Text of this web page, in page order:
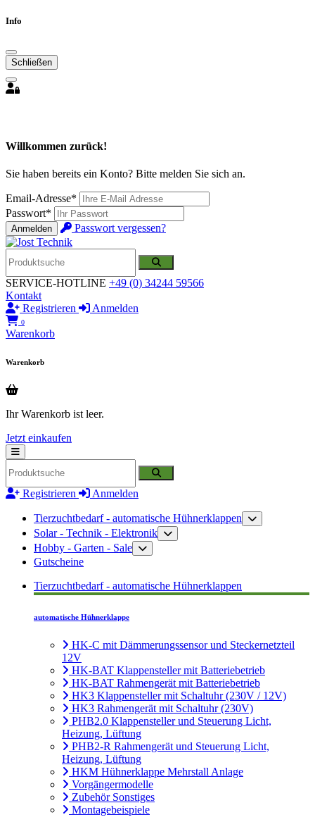
Info
Schließen
Willkommen zurück!
Sie haben bereits ein Konto? Bitte melden Sie sich an.
Email-Adresse*
Passwort*
Anmelden Passwort vergessen?
SERVICE-HOTLINE +49 (0) 34244 59566
Kontakt
Registrieren
Anmelden
0
Warenkorb
Warenkorb
Ihr Warenkorb ist leer.
Jetzt einkaufen
Registrieren Anmelden
Tierzuchtbedarf - automatische Hühnerklappen
Solar - Technik - Elektronik
Hobby - Garten - Sale
Gutscheine
Tierzuchtbedarf - automatische Hühnerklappen
automatische Hühnerklappe
HK-C mit Dämmerungssensor und Steckernetzteil
12V
HK-BAT Klappensteller mit Batteriebetrieb
HK-BAT Rahmengerät mit Batteriebetrieb
HK3 Klappensteller mit Schaltuhr (230V / 12V)
HK3 Rahmengerät mit Schaltuhr (230V)
PHB2.0 Klappensteller und Steuerung Licht,
Heizung, Lüftung
PHB2-R Rahmengerät und Steuerung Licht,
Heizung, Lüftung
HKM Hühnerklappe Mehrstall Anlage
Vorgängermodelle
Zubehör Sonstiges
Montagebeispiele